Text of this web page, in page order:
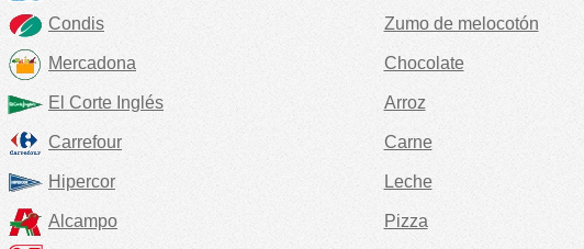
Condis
Mercadona
El Corte Inglés
Carrefour
Hipercor
Alcampo
Zumo de melocotón
Chocolate
Arroz
Carne
Leche
Pizza